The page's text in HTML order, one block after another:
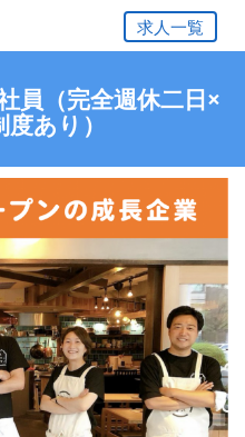
求人一覧
員（完全週休二日×
あり）